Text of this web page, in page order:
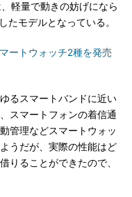
軽量で動きの妨げになら
たモデルとなっている。
ートウォッチ2種を発売
るスマートバンドに近い
スマートフォンの着信通
管理などスマートウォッ
うだが、実際の性能はど
りることができたので、